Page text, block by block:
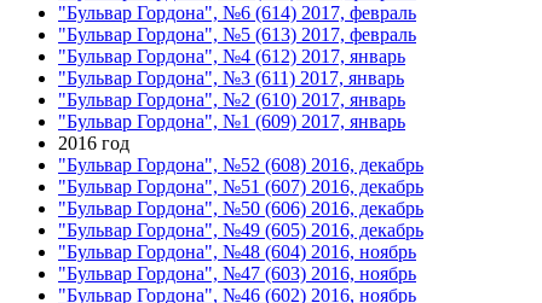
"Бульвар Гордона", №6 (614) 2017, февраль
"Бульвар Гордона", №5 (613) 2017, февраль
"Бульвар Гордона", №4 (612) 2017, январь
"Бульвар Гордона", №3 (611) 2017, январь
"Бульвар Гордона", №2 (610) 2017, январь
"Бульвар Гордона", №1 (609) 2017, январь
2016 год
"Бульвар Гордона", №52 (608) 2016, декабрь
"Бульвар Гордона", №51 (607) 2016, декабрь
"Бульвар Гордона", №50 (606) 2016, декабрь
"Бульвар Гордона", №49 (605) 2016, декабрь
"Бульвар Гордона", №48 (604) 2016, ноябрь
"Бульвар Гордона", №47 (603) 2016, ноябрь
"Бульвар Гордона", №46 (602) 2016, ноябрь